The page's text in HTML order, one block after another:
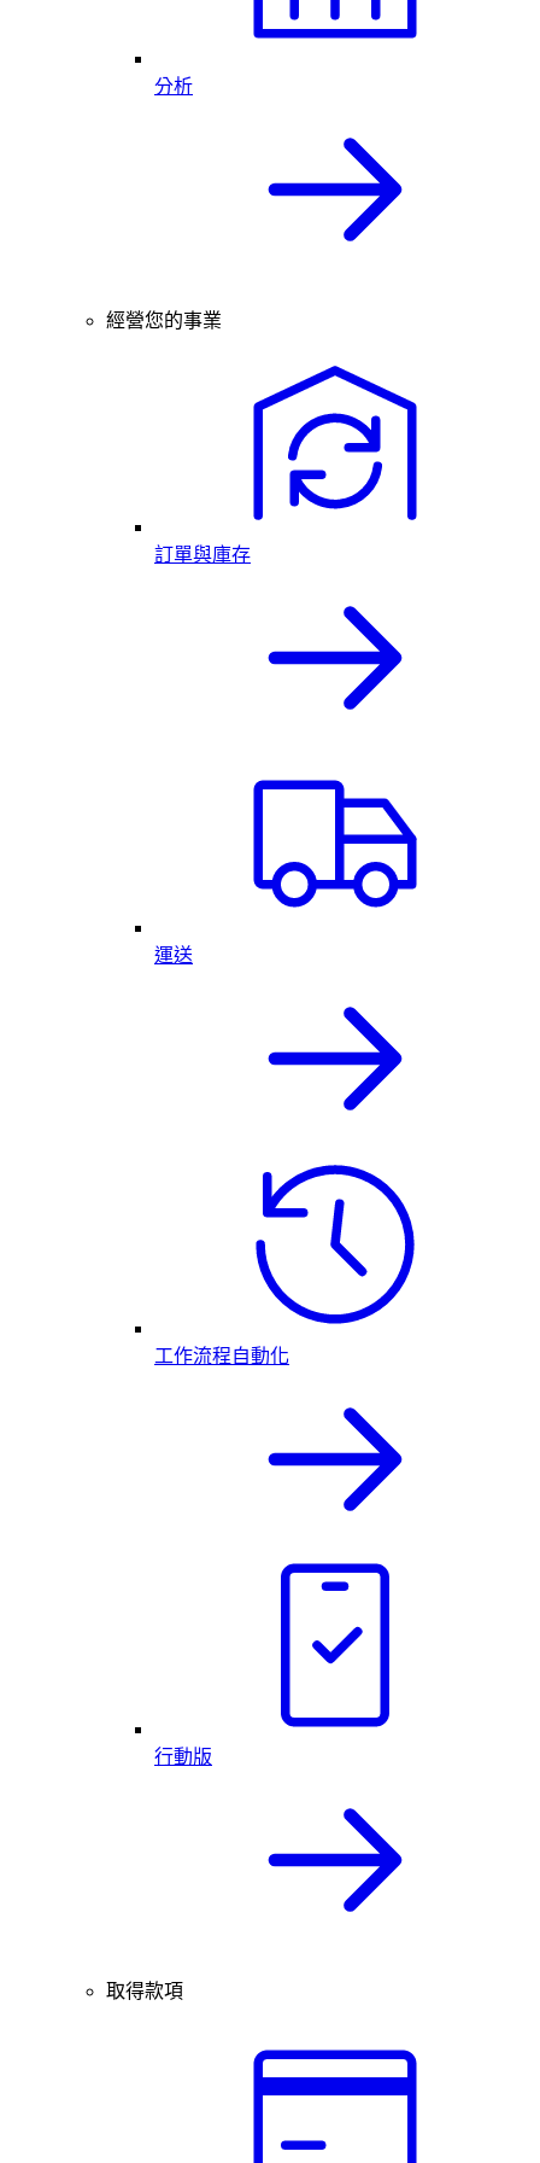
分析
經營您的事業
訂單與庫存
運送
工作流程自動化
行動版
取得款項